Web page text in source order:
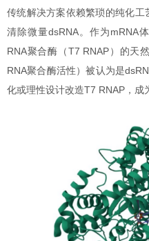
传统解决方案依赖繁琐的纯化
清除微量dsRNA。作为mRNA
RNA聚合酶（T7 RNAP）的天
RNA聚合酶活性）被认为是
化或理性设计改造T7 RNAP，成